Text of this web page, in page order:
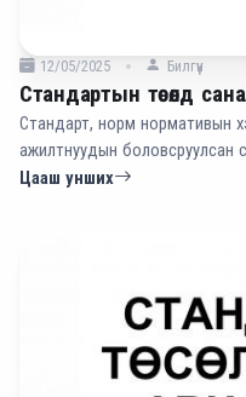
12/05/2025 Билгүүн
Стандартын төсөлд
Стандарт, норм нормативын
ажилтнуудын боловсруулсан
Цааш унших